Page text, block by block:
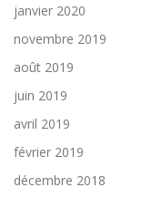
janvier 2020
novembre 2019
août 2019
juin 2019
avril 2019
février 2019
décembre 2018